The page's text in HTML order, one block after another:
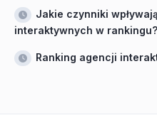
Jakie czynniki
interaktywnych w rankingu?
Ranking agencji